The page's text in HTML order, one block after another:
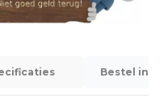
Bestel